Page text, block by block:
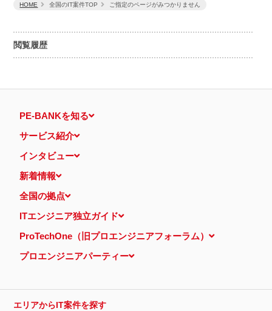
閲覧履歴
HOME 全国のIT案件TOP ご指定のページがみつかりません
PE-BANKを知る
サービス紹介
インタビュー
新着情報
全国の拠点
ITエンジニア独立ガイド
ProTechOne（旧プロエンジニアフォーラム）
プロエンジニアパーティー
エリアからIT案件を探す